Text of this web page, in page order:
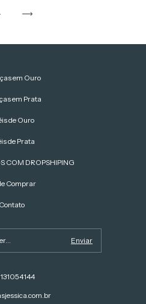
em Ouro
em Prata
de Ouro
de Prata
COM DROPSHIPING
Comprar
Contato